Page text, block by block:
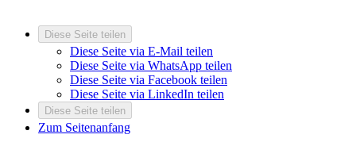
Diese Seite teilen
Diese Seite via E-Mail teilen
Diese Seite via WhatsApp teilen
Diese Seite via Facebook teilen
Diese Seite via LinkedIn teilen
Diese Seite teilen
Zum Seitenanfang